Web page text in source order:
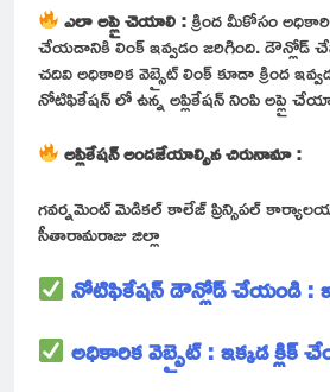
ఎలా అప్లై చెయాలి :క్రింద మీకోసం
చేయడానికి లింక్ ఇవ్వడం జరిగింది. డౌన్లోడ్
చదివి అధికారిక వెబ్సైట్ లింక్ కూడా క్రింద
నోటిఫికేషన్ లో ఉన్న అప్లికేషన్ నింపి అప్లై
అప్లికేషన్ అందజేయాల్సిన చిరునామా :
గవర్నమెంట్ మెడికల్ కాలేజ్ ప్రిన్సిపల్
సీతారామరాజు జిల్లా
నోటిఫికేషన్ డౌన్లోడ్ చేయండి :
అధికారిక వెబ్సైట్ : ఇక్కడ క్లిక్